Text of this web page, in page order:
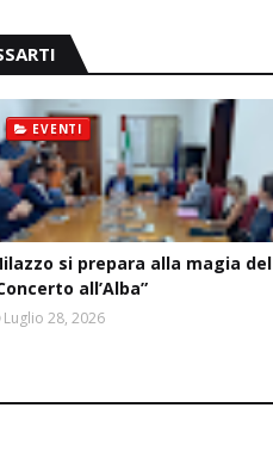
EVENTI
si prepara alla magia del
all’Alba”
Luglio 28, 2026